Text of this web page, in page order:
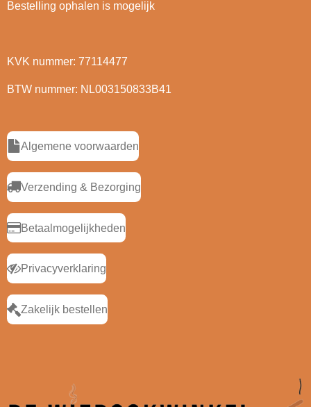
Bestelling ophalen is mogelijk
KVK nummer: 77114477
BTW nummer: NL003150833B41
Algemene voorwaarden
Verzending & Bezorging
Betaalmogelijkheden
Privacyverklaring
Zakelijk bestellen